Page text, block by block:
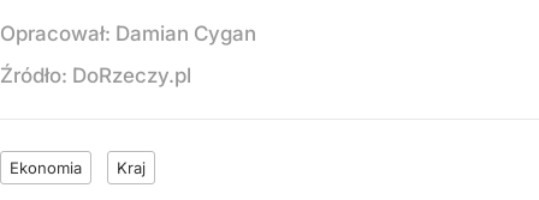
Opracował: Damian Cygan
Źródło: DoRzeczy.pl
Ekonomia Kraj